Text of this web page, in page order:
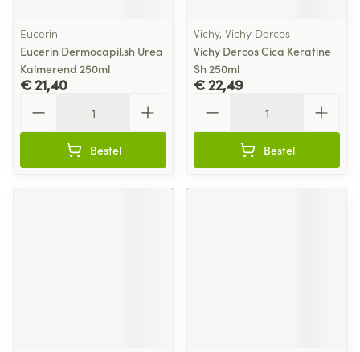
Eucerin
Eucerin Dermocapil.sh Urea
Kalmerend 250ml
€ 21,40
Bestel
Vichy, Vichy Dercos
Vichy Dercos Cica Keratine
Sh 250ml
€ 22,49
Bestel